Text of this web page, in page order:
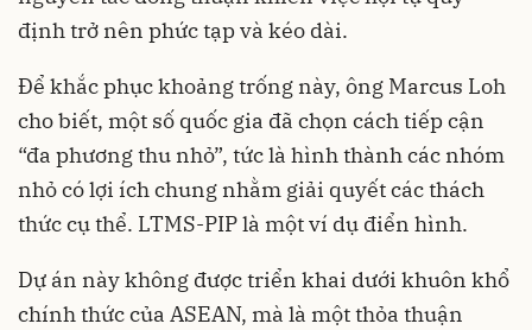
định trở nên phức tạp và kéo dài.
Để khắc phục khoảng trống này, ông Marcus Loh
cho biết, một số quốc gia đã chọn cách tiếp cận
“đa phương thu nhỏ”, tức là hình thành các nhóm
nhỏ có lợi ích chung nhằm giải quyết các thách
thức cụ thể. LTMS-PIP là một ví dụ điển hình.
Dự án này không được triển khai dưới khuôn khổ
chính thức của ASEAN, mà là một thỏa thuận